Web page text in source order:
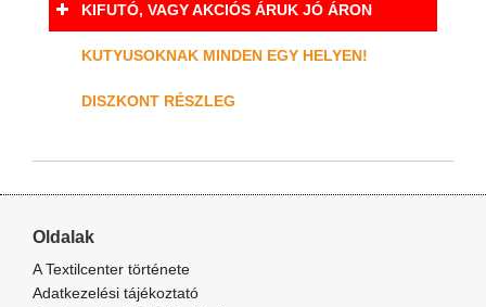
KIFUTÓ, VAGY AKCIÓS ÁRUK JÓ ÁRON
KUTYUSOKNAK MINDEN EGY HELYEN!
DISZKONT RÉSZLEG
Oldalak
A Textilcenter története
Adatkezelési tájékoztató